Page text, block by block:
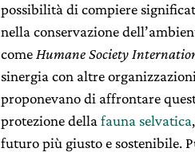
possibilità di compiere
nella conservazione
come Humane Society
sinergia con altre
proponevano di affrontare
protezione della fauna selvatica
futuro più giusto e sostenibile.